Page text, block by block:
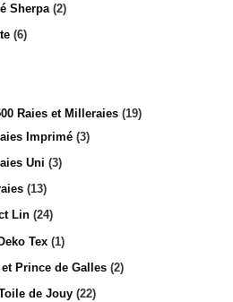
Sherpa 2
6
Raies et Milleraies 19
Imprimé 3
Uni 3
13
Lin 24
Tex 1
Prince de Galles 2
de Jouy 22